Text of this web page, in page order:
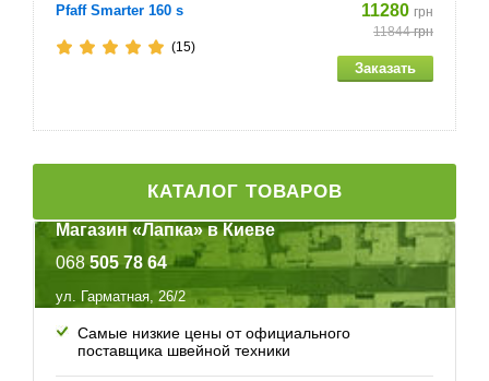
Pfaff Smarter 160 s 11280 грн
11844грн
(15)
КАТАЛОГ ТОВАРОВ
Магазин «Лапка» в Киеве
068 505 78 64
ул. Гарматная, 26/2
Самые низкие цены от официального
поставщика швейной техники